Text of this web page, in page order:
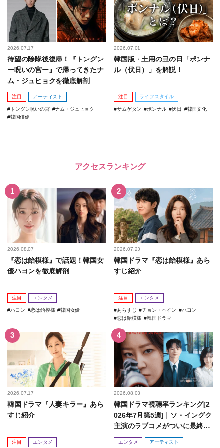
2026.07.17
待望の除隊後復帰！『トングン
ー呪いの宮ー』で帰ってきたナ
ム・ジュヒョクを徹底解剖
注目 アーティスト
トングン呪いの宮
ナム・ジュヒョク
韓国俳優
2026.07.01
韓国版・土用の丑の日「ポンナ
ル（伏日）」を解説！
注目 ライフスタイル
サムゲタン ポンナル 伏日 韓国文化
アクセスランキング
2026.08.07
『恋は飴模様』で話題！韓国女
優ハヨンを徹底解剖
注目 エンタメ
ハヨン 恋は飴模様 韓国女優
2026.07.20
韓国ドラマ『恋は飴模様』あら
すじ紹介
注目 エンタメ
あらすじ チョン・ヘイン
ハヨン
恋は飴模様
韓国ドラマ
2026.07.17
韓国ドラマ『人妻キラー』あら
すじ紹介
注目 エンタメ
2026.08.03
韓国ドラマ視聴率ランキング[2
026年7月第5週]｜ソ・イングク
主演のラブコメがついに最終
回！
エンタメ アーティスト